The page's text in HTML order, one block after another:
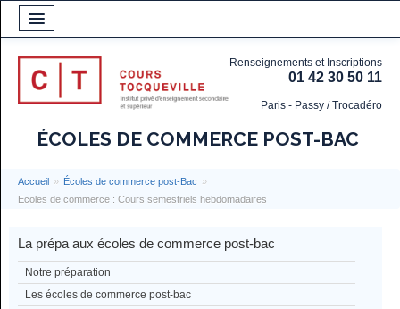
Renseignements et Inscriptions
01 42 30 50 11
Paris - Passy / Trocadéro
ÉCOLES DE COMMERCE POST-BAC
Accueil » Écoles de commerce post-Bac »
Ecoles de commerce : Cours semestriels hebdomadaires
La prépa aux écoles de commerce post-bac
Notre préparation
Les écoles de commerce post-bac